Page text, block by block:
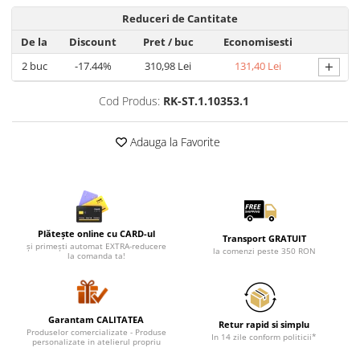
Lenjerii de pat pentru copii
Fashion
Pijamale de CRACIUN
Halate si pijamale Family
Seturi elegante femei
Pijamale de copii
Pijamale BIG SIZE femei
Cadouri ocazii speciale
Tricouri de craciun
Reduceri de Cantitate
De la
Discount Pret/ buc
Economisesti
2buc -17.44% 310,98 Lei 131,40 Lei +
Cod Produs: RK-ST.1.10353.1
Adauga la Favorite
Plătește online cu CARD-ul
și primești automat EXTRA-reducere
la comanda ta!
Transport GRATUIT
la comenzi peste 350 RON
Garantam CALITATEA
Produselor comercializate - Produse
personalizate in atelierul propriu
Retur rapid si simplu
In 14 zile conform politicii*